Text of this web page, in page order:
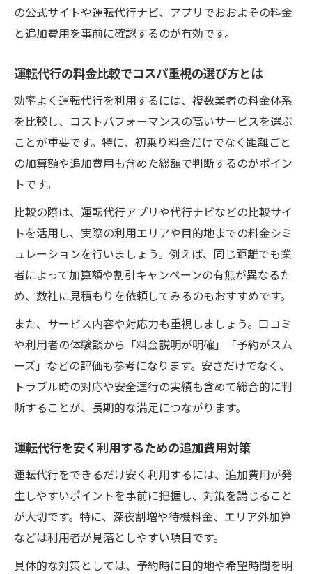
の公式サイトや運転代行ナビ、アプリでおおよその料金
と追加費用を事前に確認するのが有効です。
運転代行の料金比較でコスパ重視の選び方とは
効率よく運転代行を利用するには、複数業者の料金体系
を比較し、コストパフォーマンスの高いサービスを選ぶ
ことが重要です。特に、初乗り料金だけでなく距離ごと
の加算額や追加費用も含めた総額で判断するのがポイン
トです。
比較の際は、運転代行アプリや代行ナビなどの比較サイ
トを活用し、実際の利用エリアや目的地までの料金シミ
ュレーションを行いましょう。例えば、同じ距離でも業
者によって加算額や割引キャンペーンの有無が異なるた
め、数社に見積もりを依頼してみるのもおすすめです。
また、サービス内容や対応力も重視しましょう。口コミ
や利用者の体験談から「料金説明が明確」「予約がスム
ーズ」などの評価も参考になります。安さだけでなく、
トラブル時の対応や安全運行の実績も含めて総合的に判
断することが、長期的な満足につながります。
運転代行を安く利用するための追加費用対策
運転代行をできるだけ安く利用するには、追加費用が発
生しやすいポイントを事前に把握し、対策を講じること
が大切です。特に、深夜割増や待機料金、エリア外加算
などは利用者が見落としやすい項目です。
具体的な対策としては、予約時に目的地や希望時間を明